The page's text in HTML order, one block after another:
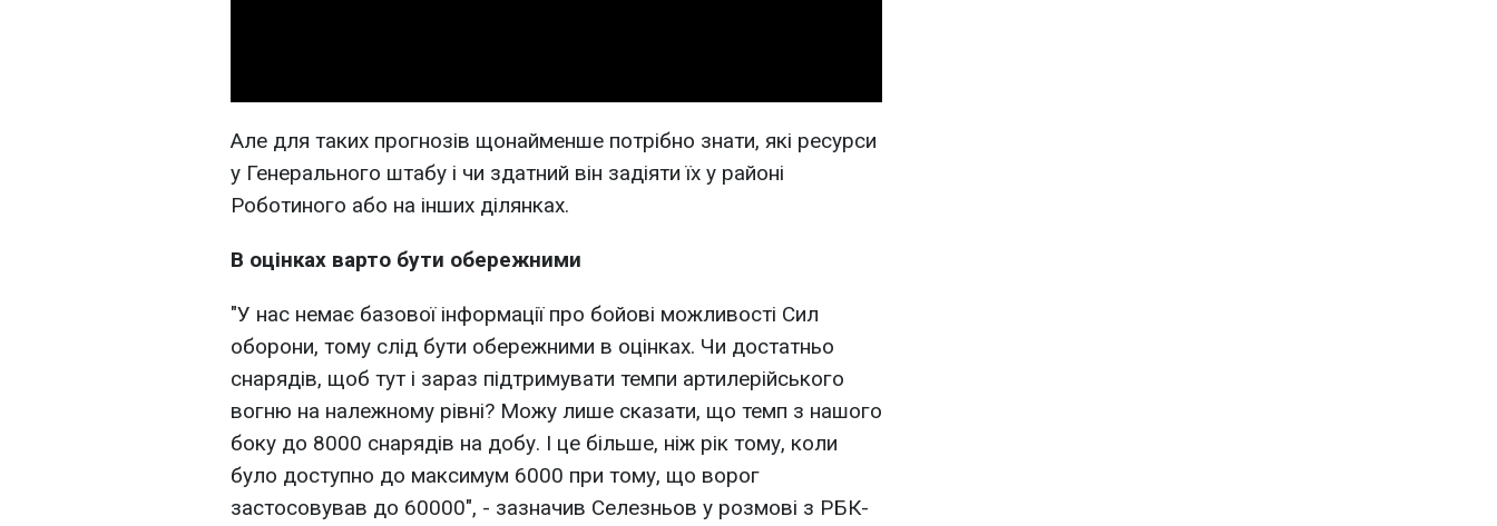
Але для таких прогнозів щонайменше потрібно знати, які ресурси
у Генерального штабу і чи здатний він задіяти їх у районі
Роботиного або на інших ділянках.
В оцінках варто бути обережними
"У нас немає базової інформації про бойові можливості Сил
оборони, тому слід бути обережними в оцінках. Чи достатньо
снарядів, щоб тут і зараз підтримувати темпи артилерійського
вогню на належному рівні? Можу лише сказати, що темп з нашого
боку до 8000 снарядів на добу. І це більше, ніж рік тому, коли
було доступно до максимум 6000 при тому, що ворог
застосовував до 60000", - зазначив Селезньов у розмові з РБК-